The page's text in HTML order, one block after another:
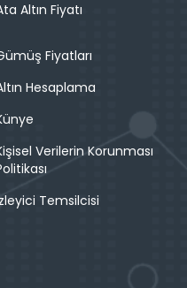
Altın Fiyatı
Fiyatları
Hesaplama
Verilerin Korunması
Temsilcisi